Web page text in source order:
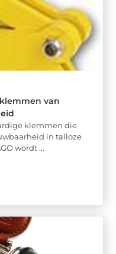
van
klemmen die
in talloze
wordt ...